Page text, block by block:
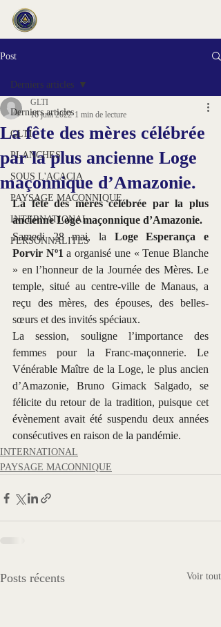
Post
Derniers articles
GLTI
PLANCHES
SOUS L'ACACIA
PAYSAGE MACONNIQUE
INTERNATIONAL
PERSONNALITES
Derniers articles
La fête des mères célébrée
par la plus ancienne Loge
maçonnique d’Amazonie.
GLTI
16 juin 2022 1 min de lecture
La fête des mères célébrée par la plus
ancienne Loge maçonnique d’Amazonie.
Samedi 28 mai, la Loge Esperança e
Porvir Nº1 a organisé une « Tenue Blanche
» en l’honneur de la Journée des Mères. Le
temple, situé au centre-ville de Manaus, a
reçu des mères, des épouses, des belles-
sœurs et des invités spéciaux.
La session, souligne l’importance des
femmes pour la Franc-maçonnerie. Le
Vénérable Maître de la Loge, le plus ancien
d’Amazonie, Bruno Gimack Salgado, se
félicite du retour de la tradition, puisque cet
évènement avait été suspendu deux années
consécutives en raison de la pandémie.
INTERNATIONAL
PAYSAGE MACONNIQUE
Posts récents Voir tout